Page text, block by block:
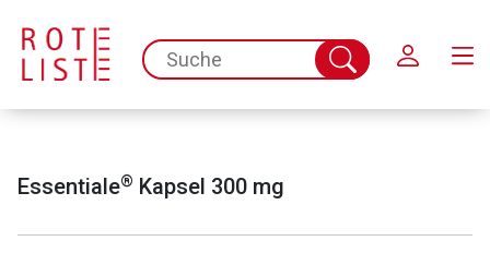
spc.search.input.placeholder
Suche
abschicken
Essentiale® Kapsel 300 mg